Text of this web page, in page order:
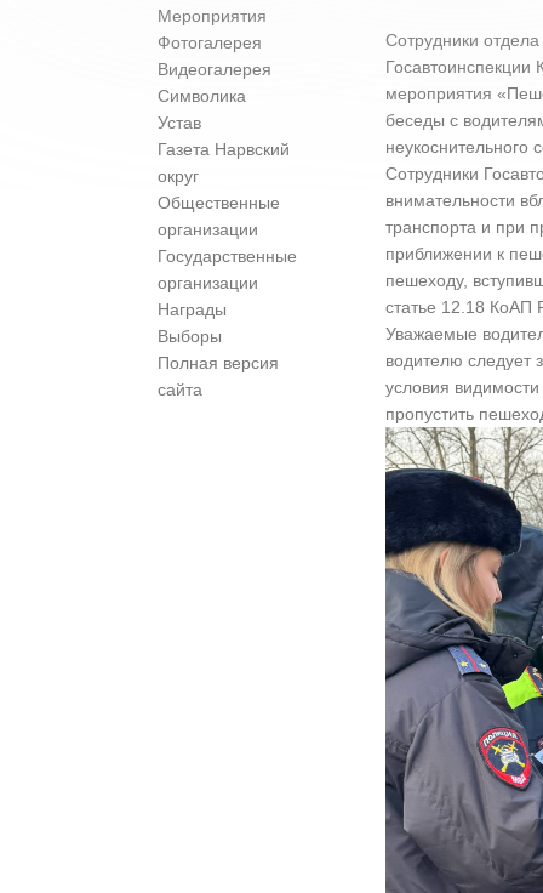
Мероприятия
Фотогалерея
Видеогалерея
Символика
Устав
Газета Нарвский
округ
Общественные
организации
Государственные
организации
Награды
Выборы
Полная версия
сайта
Сотрудники
Госавтоинспекции
мероприятия
беседы с
Сотрудники
внимательности
транспорта и при
приближении к
пешеходу,
статье 12.18 КоАП
Уважаемые
водителю следует
условия
пропустить